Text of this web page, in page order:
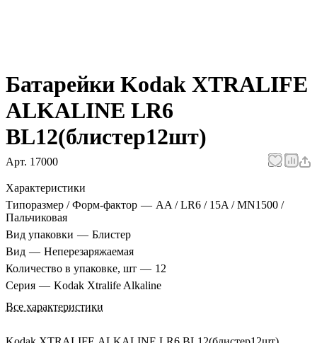
Батарейки Kodak XTRALIFE
ALKALINE LR6
BL12(блистер12шт)
Арт. 17000
Характеристики
Типоразмер / Форм-фактор — AA / LR6 / 15A / MN1500 /
Пальчиковая
Вид упаковки — Блистер
Вид — Неперезаряжаемая
Количество в упаковке, шт — 12
Серия — Kodak Xtralife Alkaline
Все характеристики